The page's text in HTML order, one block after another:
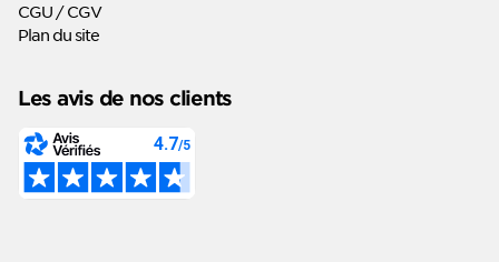
CGU / CGV
Plan du site
Les avis de nos clients